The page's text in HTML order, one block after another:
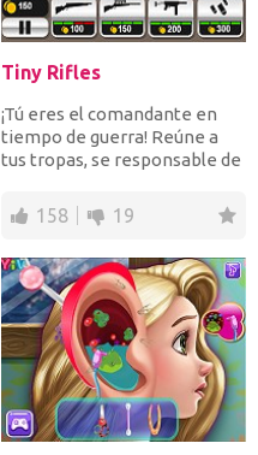
Tiny Rifles
¡Tú eres el comandante en
tiempo de guerra! Reúne a
tus tropas, se responsable de
158 19